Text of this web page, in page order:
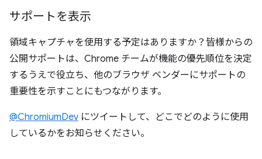
サポートを表示
領域キャプチャを使用する予定はありますか？皆様からの
公開サポートは、Chrome チームが機能の優先順位を決定
するうえで役立ち、他のブラウザ ベンダーにサポートの
重要性を示すことにもつながります。
@ChromiumDev にツイートして、どこでどのように使用
しているかをお知らせください。